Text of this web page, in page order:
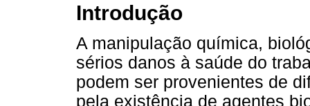
Introdução
A manipulação química,
sérios danos à saúde do
podem ser provenientes de
pela existência de agentes